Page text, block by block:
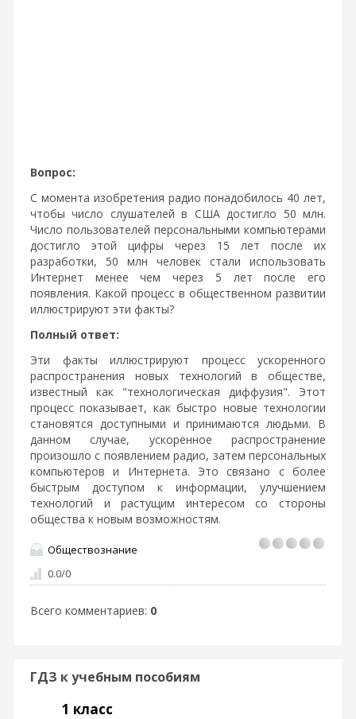
Вопрос:
С момента изобретения радио понадобилось 40 лет,
чтобы число слушателей в США достигло 50 млн.
Число пользователей персональными компьютерами
достигло этой цифры через 15 лет после их
разработки, 50 млн человек стали использовать
Интернет менее чем через 5 лет после его
появления. Какой процесс в общественном развитии
иллюстрируют эти факты?
Полный ответ:
Эти факты иллюстрируют процесс ускоренного
распространения новых технологий в обществе,
известный как "технологическая диффузия". Этот
процесс показывает, как быстро новые технологии
становятся доступными и принимаются людьми. В
данном случае, ускоренное распространение
произошло с появлением радио, затем персональных
компьютеров и Интернета. Это связано с более
быстрым доступом к информации, улучшением
технологий и растущим интересом со стороны
общества к новым возможностям.
Обществознание
0.0/0
Всего комментариев: 0
ГДЗ к учебным пособиям
1 класс